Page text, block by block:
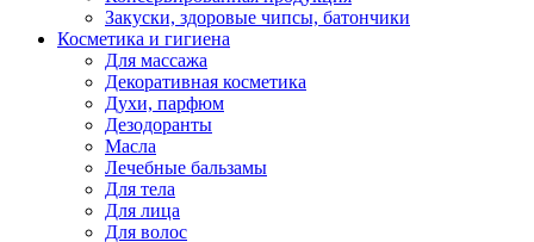
Закуски, здоровые чипсы, батончики
Косметика и гигиена
Для массажа
Декоративная косметика
Духи, парфюм
Дезодоранты
Масла
Лечебные бальзамы
Для тела
Для лица
Для волос